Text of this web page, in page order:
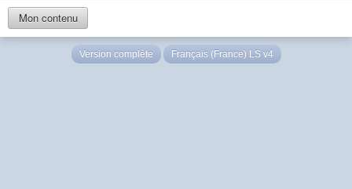
Mon contenu
Version complète Français (France) LS v4